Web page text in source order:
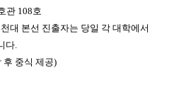
관 108호
대 본선 진출자는 당일 각 대학에서
다.
중식 제공)